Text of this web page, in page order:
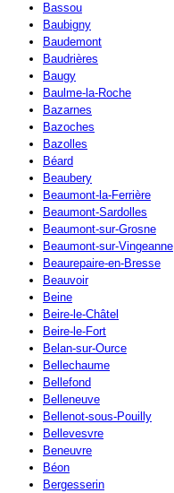
Bassou
Baubigny
Baudemont
Baudrières
Baugy
Baulme-la-Roche
Bazarnes
Bazoches
Bazolles
Béard
Beaubery
Beaumont-la-Ferrière
Beaumont-Sardolles
Beaumont-sur-Grosne
Beaumont-sur-Vingeanne
Beaurepaire-en-Bresse
Beauvoir
Beine
Beire-le-Châtel
Beire-le-Fort
Belan-sur-Ource
Bellechaume
Bellefond
Belleneuve
Bellenot-sous-Pouilly
Bellevesvre
Beneuvre
Béon
Bergesserin